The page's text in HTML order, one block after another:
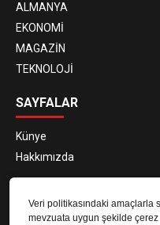
Veri politikasındaki amaçlarla
mevzuata uygun şekilde çerez
ALMANYA
EKONOMİ
MAGAZİN
TEKNOLOJİ
SAYFALAR
Künye
Hakkımızda